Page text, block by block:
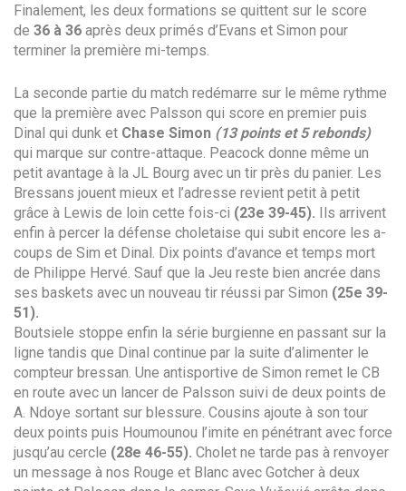
Finalement, les deux formations se quittent sur le score
de 36 à 36 après deux primés d’Evans et Simon pour
terminer la première mi-temps.
La seconde partie du match redémarre sur le même rythme
que la première avec Palsson qui score en premier puis
Dinal qui dunk et Chase Simon (13 points et 5 rebonds)
qui marque sur contre-attaque. Peacock donne même un
petit avantage à la JL Bourg avec un tir près du panier. Les
Bressans jouent mieux et l’adresse revient petit à petit
grâce à Lewis de loin cette fois-ci (23e 39-45). Ils arrivent
enfin à percer la défense choletaise qui subit encore les a-
coups de Sim et Dinal. Dix points d’avance et temps mort
de Philippe Hervé. Sauf que la Jeu reste bien ancrée dans
ses baskets avec un nouveau tir réussi par Simon (25e 39-
51).
Boutsiele stoppe enfin la série burgienne en passant sur la
ligne tandis que Dinal continue par la suite d’alimenter le
compteur bressan. Une antisportive de Simon remet le CB
en route avec un lancer de Palsson suivi de deux points de
A. Ndoye sortant sur blessure. Cousins ajoute à son tour
deux points puis Houmounou l’imite en pénétrant avec force
jusqu’au cercle (28e 46-55). Cholet ne tarde pas à renvoyer
un message à nos Rouge et Blanc avec Gotcher à deux